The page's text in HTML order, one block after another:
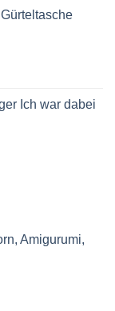
Ich war dabei
Amigurumi,